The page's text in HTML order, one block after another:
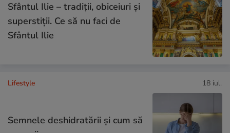
Sfântul Ilie – tradiții, obiceiuri și
superstiții. Ce să nu faci de
Sfântul Ilie
Lifestyle 18 iul.
Semnele deshidratării și cum să